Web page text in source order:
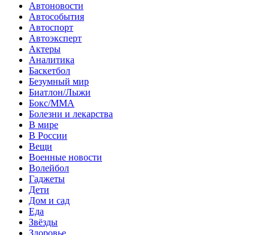
Автоновости
Автособытия
Автоспорт
Автоэксперт
Актеры
Аналитика
Баскетбол
Безумный мир
Биатлон/Лыжи
Бокс/MMA
Болезни и лекарства
В мире
В России
Вещи
Военные новости
Волейбол
Гаджеты
Дети
Дом и сад
Еда
Звёзды